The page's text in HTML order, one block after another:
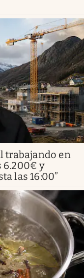
trabajando en
6.200€ y
las 16:00”